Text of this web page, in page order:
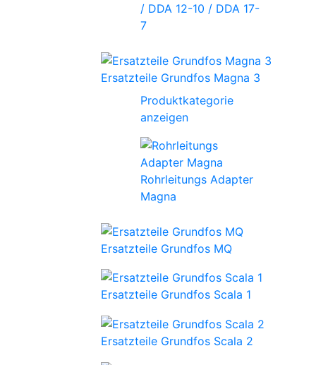
/ DDA 12-10 / DDA 17-
7
Ersatzteile Grundfos Magna 3
Produktkategorie
anzeigen
Rohrleitungs Adapter
Magna
Ersatzteile Grundfos MQ
Ersatzteile Grundfos Scala 1
Ersatzteile Grundfos Scala 2